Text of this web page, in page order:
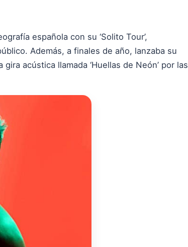
española con su ‘Solito Tour’,
Además, a finales de año, lanzaba su
acústica llamada ‘Huellas de Neón’ por las